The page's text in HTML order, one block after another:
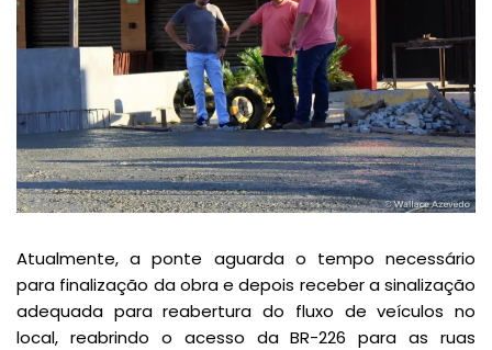
Atualmente, a ponte aguarda o tempo necessário
para finalização da obra e depois receber a sinalização
adequada para reabertura do fluxo de veículos no
local, reabrindo o acesso da BR-226 para as ruas